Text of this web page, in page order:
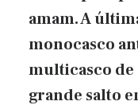
amam. A
monocasco
multicasco de
grande salto